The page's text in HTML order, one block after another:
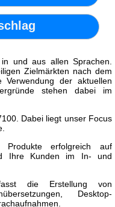
und aus allen Sprachen.
Zielmärkten nach dem
Verwendung der aktuellen
stehen dabei im
Dabei liegt unser Focus
erfolgreich auf
Ihre Kunden im In- und
die Erstellung von
Desktop-